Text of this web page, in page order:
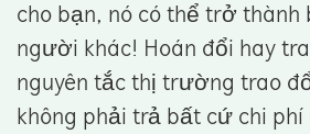
cho bạn, nó có thể trở thành
người khác! Hoán đổi hay
nguyên tắc thị trường trao
không phải trả bất cứ chi phí